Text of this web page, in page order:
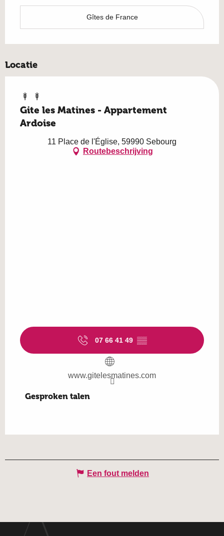
Gîtes de France
Locatie
Gite les Matines - Appartement
Ardoise
11 Place de l'Église, 59990 Sebourg
Routebeschrijving
07 66 41 49 ▒▒
www.gitelesmatines.com
Gesproken talen
Gesproken talen
Een fout melden